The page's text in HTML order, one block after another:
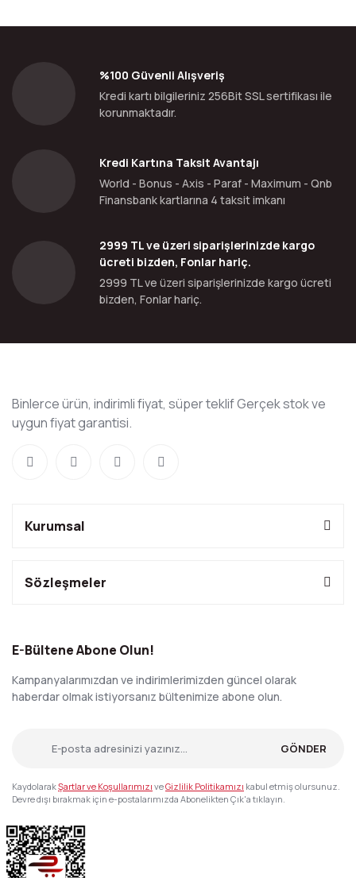
%100 Güvenli Alışveriş
Kredi kartı bilgileriniz 256Bit SSL sertifikası ile
korunmaktadır.
Kredi Kartına Taksit Avantajı
World - Bonus - Axis - Paraf - Maximum - Qnb
Finansbank kartlarına 4 taksit imkanı
2999 TL ve üzeri siparişlerinizde kargo
ücreti bizden, Fonlar hariç.
2999 TL ve üzeri siparişlerinizde kargo ücreti
bizden, Fonlar hariç.
Binlerce ürün, indirimli fiyat, süper teklif Gerçek stok ve
uygun fiyat garantisi.
Kurumsal
Sözleşmeler
E-Bültene Abone Olun!
Kampanyalarımızdan ve indirimlerimizden güncel olarak
haberdar olmak istiyorsanız bültenimize abone olun.
GÖNDER
KaydolarakŞartlar ve Koşullarımızı veGizlilik Politikamızı kabul etmiş olursunuz.
Devre dışı bırakmak için e-postalarımızda Abonelikten Çık'a tıklayın.